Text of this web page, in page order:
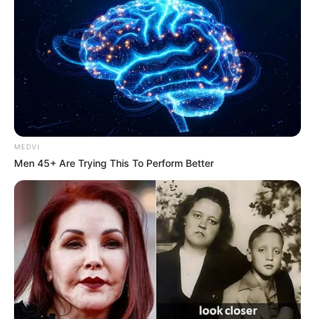
MEDVI
Men 45+ Are Trying This To Perform Better